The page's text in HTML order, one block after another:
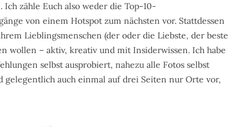
zähle Euch also weder die Top-10-
von einem Hotspot zum nächsten vor. Stattdessen
Lieblingsmenschen (der oder die Liebste, der beste
wollen – aktiv, kreativ und mit Insiderwissen. Ich habe
selbst ausprobiert, nahezu alle Fotos selbst
gelegentlich auch einmal auf drei Seiten nur Orte vor,